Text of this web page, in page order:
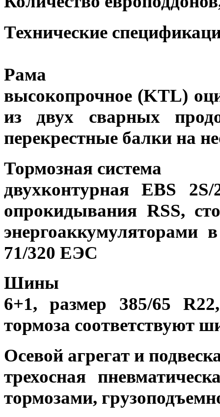
Технические
Рама
высокопрочное (KTL)
из двух сварных
перекрестные балки на
Тормозная система
двухконтурная EBS
опрокидывания RSS,
энергоаккумуляторами
71/320 EЭC
Шины
6+1, размер 385/65
тормоза соответствуют
Осевой агрегат и
трехосная
тормозами,